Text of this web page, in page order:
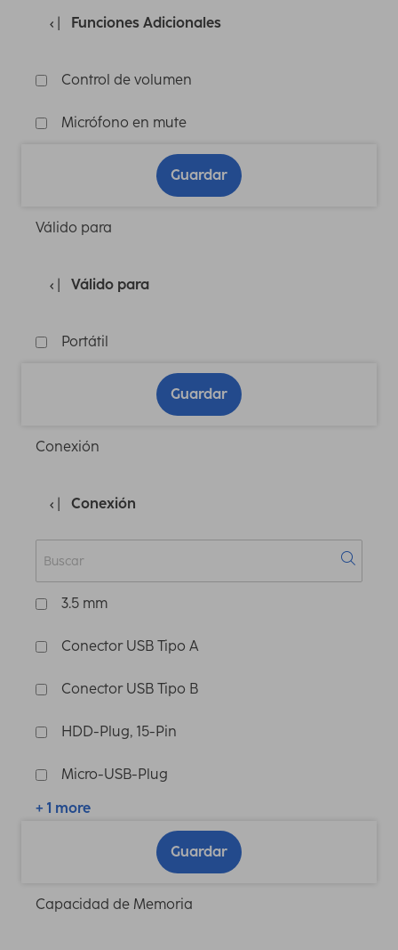
Funciones Adicionales
Control de volumen
Micrófono en mute
Guardar
Válido para
Válido para
Portátil
Guardar
Conexión
Conexión
3.5 mm
Conector USB Tipo A
Conector USB Tipo B
HDD-Plug, 15-Pin
Micro-USB-Plug
+ 1 more
Guardar
Capacidad de Memoria